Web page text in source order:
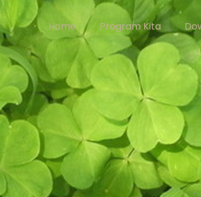
Home Program Kita